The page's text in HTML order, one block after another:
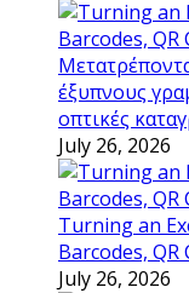
έξυπνους
οπτικές
July 26, 2026
Turning an
Barcodes,
July 26, 2026